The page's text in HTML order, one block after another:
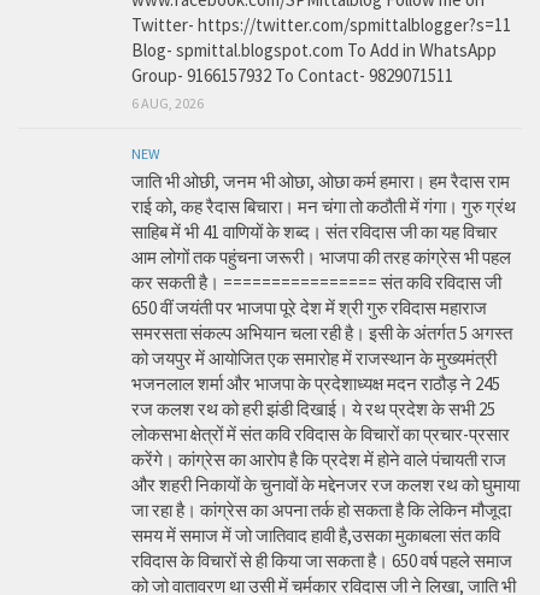
Twitter- https://twitter.com/spmittalblogger?s=11
Blog- spmittal.blogspot.com To Add in WhatsApp
Group- 9166157932 To Contact- 9829071511
6 AUG, 2026
NEW
जाति भी ओछी, जनम भी ओछा, ओछा कर्म हमारा। हम रैदास राम
राई को, कह रैदास बिचारा। मन चंगा तो कठौती में गंगा। गुरु ग्रंथ
साहिब में भी 41 वाणियों के शब्द। संत रविदास जी का यह विचार
आम लोगों तक पहुंचना जरूरी। भाजपा की तरह कांग्रेस भी पहल
कर सकती है। ================ संत कवि रविदास जी
650 वीं जयंती पर भाजपा पूरे देश में श्री गुरु रविदास महाराज
समरसता संकल्प अभियान चला रही है। इसी के अंतर्गत 5 अगस्त
को जयपुर में आयोजित एक समारोह में राजस्थान के मुख्यमंत्री
भजनलाल शर्मा और भाजपा के प्रदेशाध्यक्ष मदन राठौड़ ने 245
रज कलश रथ को हरी झंडी दिखाई। ये रथ प्रदेश के सभी 25
लोकसभा क्षेत्रों में संत कवि रविदास के विचारों का प्रचार-प्रसार
करेंगे। कांग्रेस का आरोप है कि प्रदेश में होने वाले पंचायती राज
और शहरी निकायों के चुनावों के मद्देनजर रज कलश रथ को घुमाया
जा रहा है। कांग्रेस का अपना तर्क हो सकता है कि लेकिन मौजूदा
समय में समाज में जो जातिवाद हावी है,उसका मुकाबला संत कवि
रविदास के विचारों से ही किया जा सकता है। 650 वर्ष पहले समाज
को जो वातावरण था उसी में चर्मकार रविदास जी ने लिखा, जाति भी